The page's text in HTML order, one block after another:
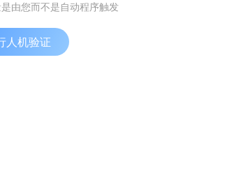
由您而不是自动程序触发
人机验证